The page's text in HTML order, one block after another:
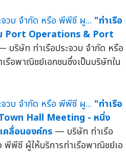
"ท่าเรือ
Port Operations & Port
บริษัท ท่าเรือประจวบ จำกัด หรือ
รือพาณิชย์เอกชนซึ่งเป็นบริษัทใน
"ท่าเรือ
Hall Meeting - หนึ่ง
คลื่อนองค์กร — บริษัท ท่าเรือ
พีพีซี ผู้ให้บริการท่าเรือพาณิชย์เอ